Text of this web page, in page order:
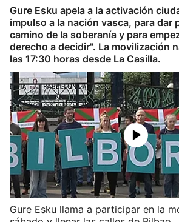
Gure Esku apela a la activación
impulso a la nación vasca, para dar
camino de la soberanía y para
derecho a decidir". La movilización
las 17:30 horas desde La Casilla.
Gure Esku llama a participar en la